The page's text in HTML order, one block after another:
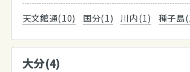
天文館通(10) 国分(1) 川内(1) 種子島
大分(4)